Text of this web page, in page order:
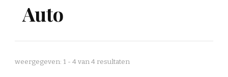
Auto
weergegeven: 1 - 4 van 4 resultaten